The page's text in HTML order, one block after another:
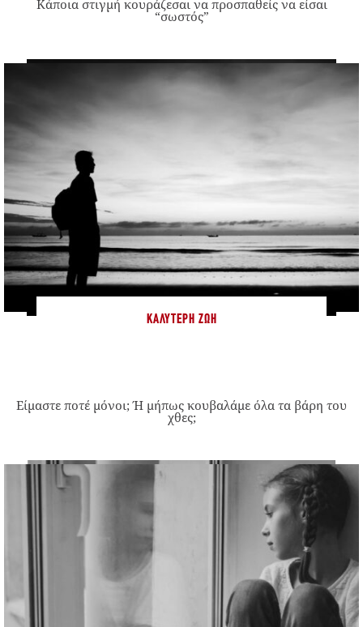
Κάποια στιγμή κουράζεσαι να προσπαθείς να είσαι
“σωστός”
ΚΑΛΎΤΕΡΗ ΖΩΉ
Είμαστε ποτέ μόνοι; Ή μήπως κουβαλάμε όλα τα βάρη του
χθες;